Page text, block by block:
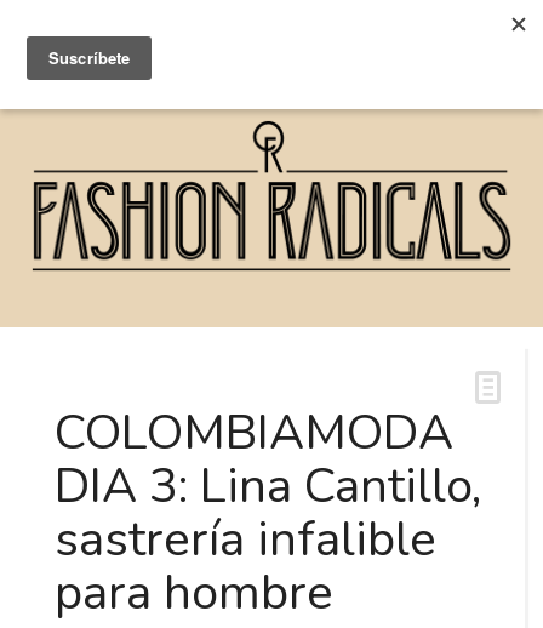
COLOMBIAMODA
DIA 3: Lina Cantillo,
sastrería infalible
para hombre